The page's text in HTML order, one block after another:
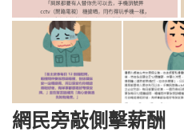
網民旁敲側擊薪酬